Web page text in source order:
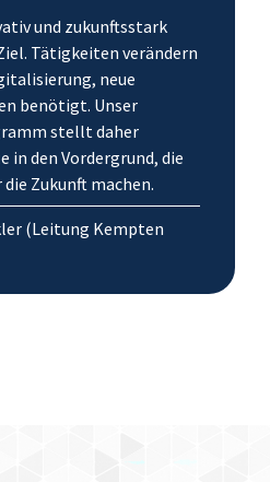
und zukunftsstark
Tätigkeiten verändern
neue
benötigt. Unser
stellt daher
in den Vordergrund, die
Zukunft machen.
(Leitung Kempten